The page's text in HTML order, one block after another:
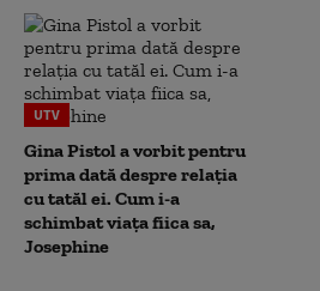
UTV
Gina Pistol a vorbit pentru
prima dată despre relația
cu tatăl ei. Cum i-a
schimbat viața fiica sa,
Josephine